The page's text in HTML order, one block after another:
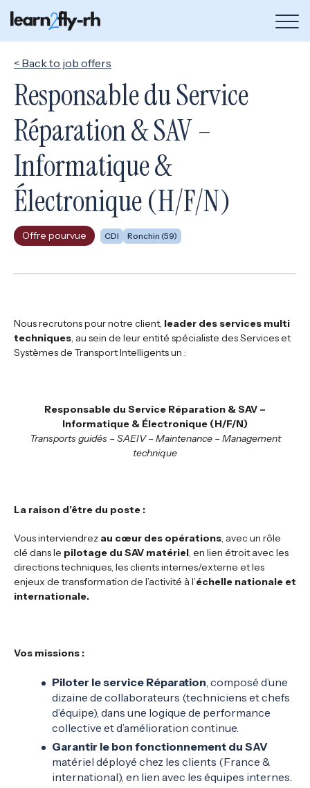
de
< Back to job offers
Responsable du Service
Réparation & SAV –
Informatique &
Électronique (H/F/N)
Offre pourvue CDI Ronchin (59)
Nous recrutons pour notre client, leader des services multi
techniques, au sein de leur entité spécialiste des Services et
Systèmes de Transport Intelligents un :
Responsable du Service Réparation & SAV –
Informatique & Électronique (H/F/N)
Transports guidés – SAEIV – Maintenance – Management
technique
La raison d’être du poste :
Vous interviendrez au cœur des opérations, avec un rôle
clé dans le pilotage du SAV matériel, en lien étroit avec les
directions techniques, les clients internes/externe et les
enjeux de transformation de l’activité à l’échelle nationale et
internationale.
Vos missions :
Piloter le service Réparation, composé d’une
dizaine de collaborateurs (techniciens et chefs
d’équipe), dans une logique de performance
collective et d’amélioration continue.
Garantir le bon fonctionnement du SAV
matériel déployé chez les clients (France &
international), en lien avec les équipes internes.